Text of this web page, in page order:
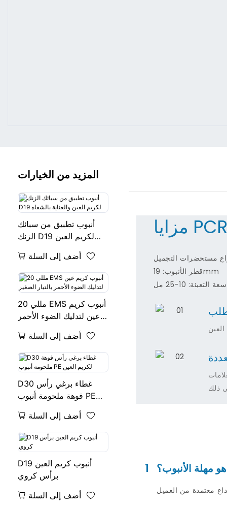
مزايا PCR
مستحضرات التجميل
قطر الأنبوب: 19mm
سعة التعبئة: 10-25 مل
ذلك
1 مهلة الأنبوب؟
المزيد من الخيارات
أنبوب تطبيق من سبائك
الزنك D19 لكريم العين
أضف إلى السلة
20 مللي EMS أنبوب كريم
عين لتدليك الضوء الأحمر
أضف إلى السلة
D30 غطاء برغي رأس
فوهة ملحومة أنبوب PE
أضف إلى السلة
D19 أنبوب كريم العين
برأس كروي
أضف إلى السلة